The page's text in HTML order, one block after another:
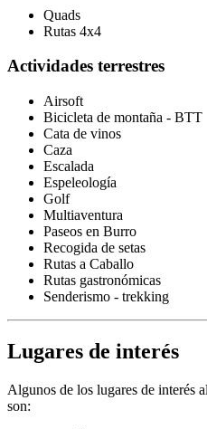
Quads
Rutas 4x4
Actividades terrestres
Airsoft
Bicicleta de montaña - BTT
Cata de vinos
Caza
Escalada
Espeleología
Golf
Multiaventura
Paseos en Burro
Recogida de setas
Rutas a Caballo
Rutas gastronómicas
Senderismo - trekking
Lugares de interés
Algunos de los lugares de interés
son: